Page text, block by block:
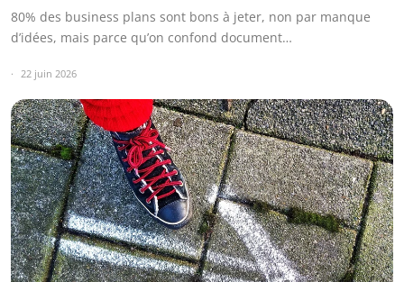
80% des business plans sont bons à jeter, non par manque
d’idées, mais parce qu’on confond document…
22 juin 2026